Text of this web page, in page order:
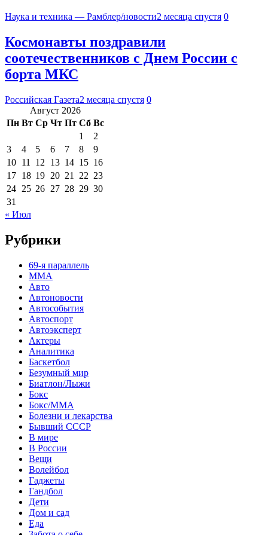
Наука и техника — Рамблер/новости2 месяца спустя 0
Космонавты поздравили
соотечественников с Днем России с
борта МКС
Российская Газета2 месяца спустя 0
Август 2026
Пн Вт Ср Чт Пт Сб Вс
1
2
3
4 5 6 7 8
9
10 11 12 13 14 15 16
17 18 19 20 21 22 23
24 25 26 27 28 29 30
31
« Июл
Рубрики
69-я параллель
MMA
Авто
Автоновости
Автособытия
Автоспорт
Автоэксперт
Актеры
Аналитика
Баскетбол
Безумный мир
Биатлон/Лыжи
Бокс
Бокс/MMA
Болезни и лекарства
Бывший СССР
В мире
В России
Вещи
Волейбол
Гаджеты
Гандбол
Дети
Дом и сад
Еда